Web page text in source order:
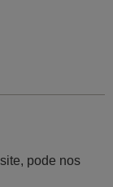
pode nos